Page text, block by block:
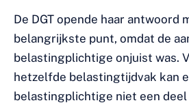
De DGT opende haar antwoord
belangrijkste punt, omdat de
belastingplichtige onjuist was.
hetzelfde belastingtijdvak kan
belastingplichtige niet een deel